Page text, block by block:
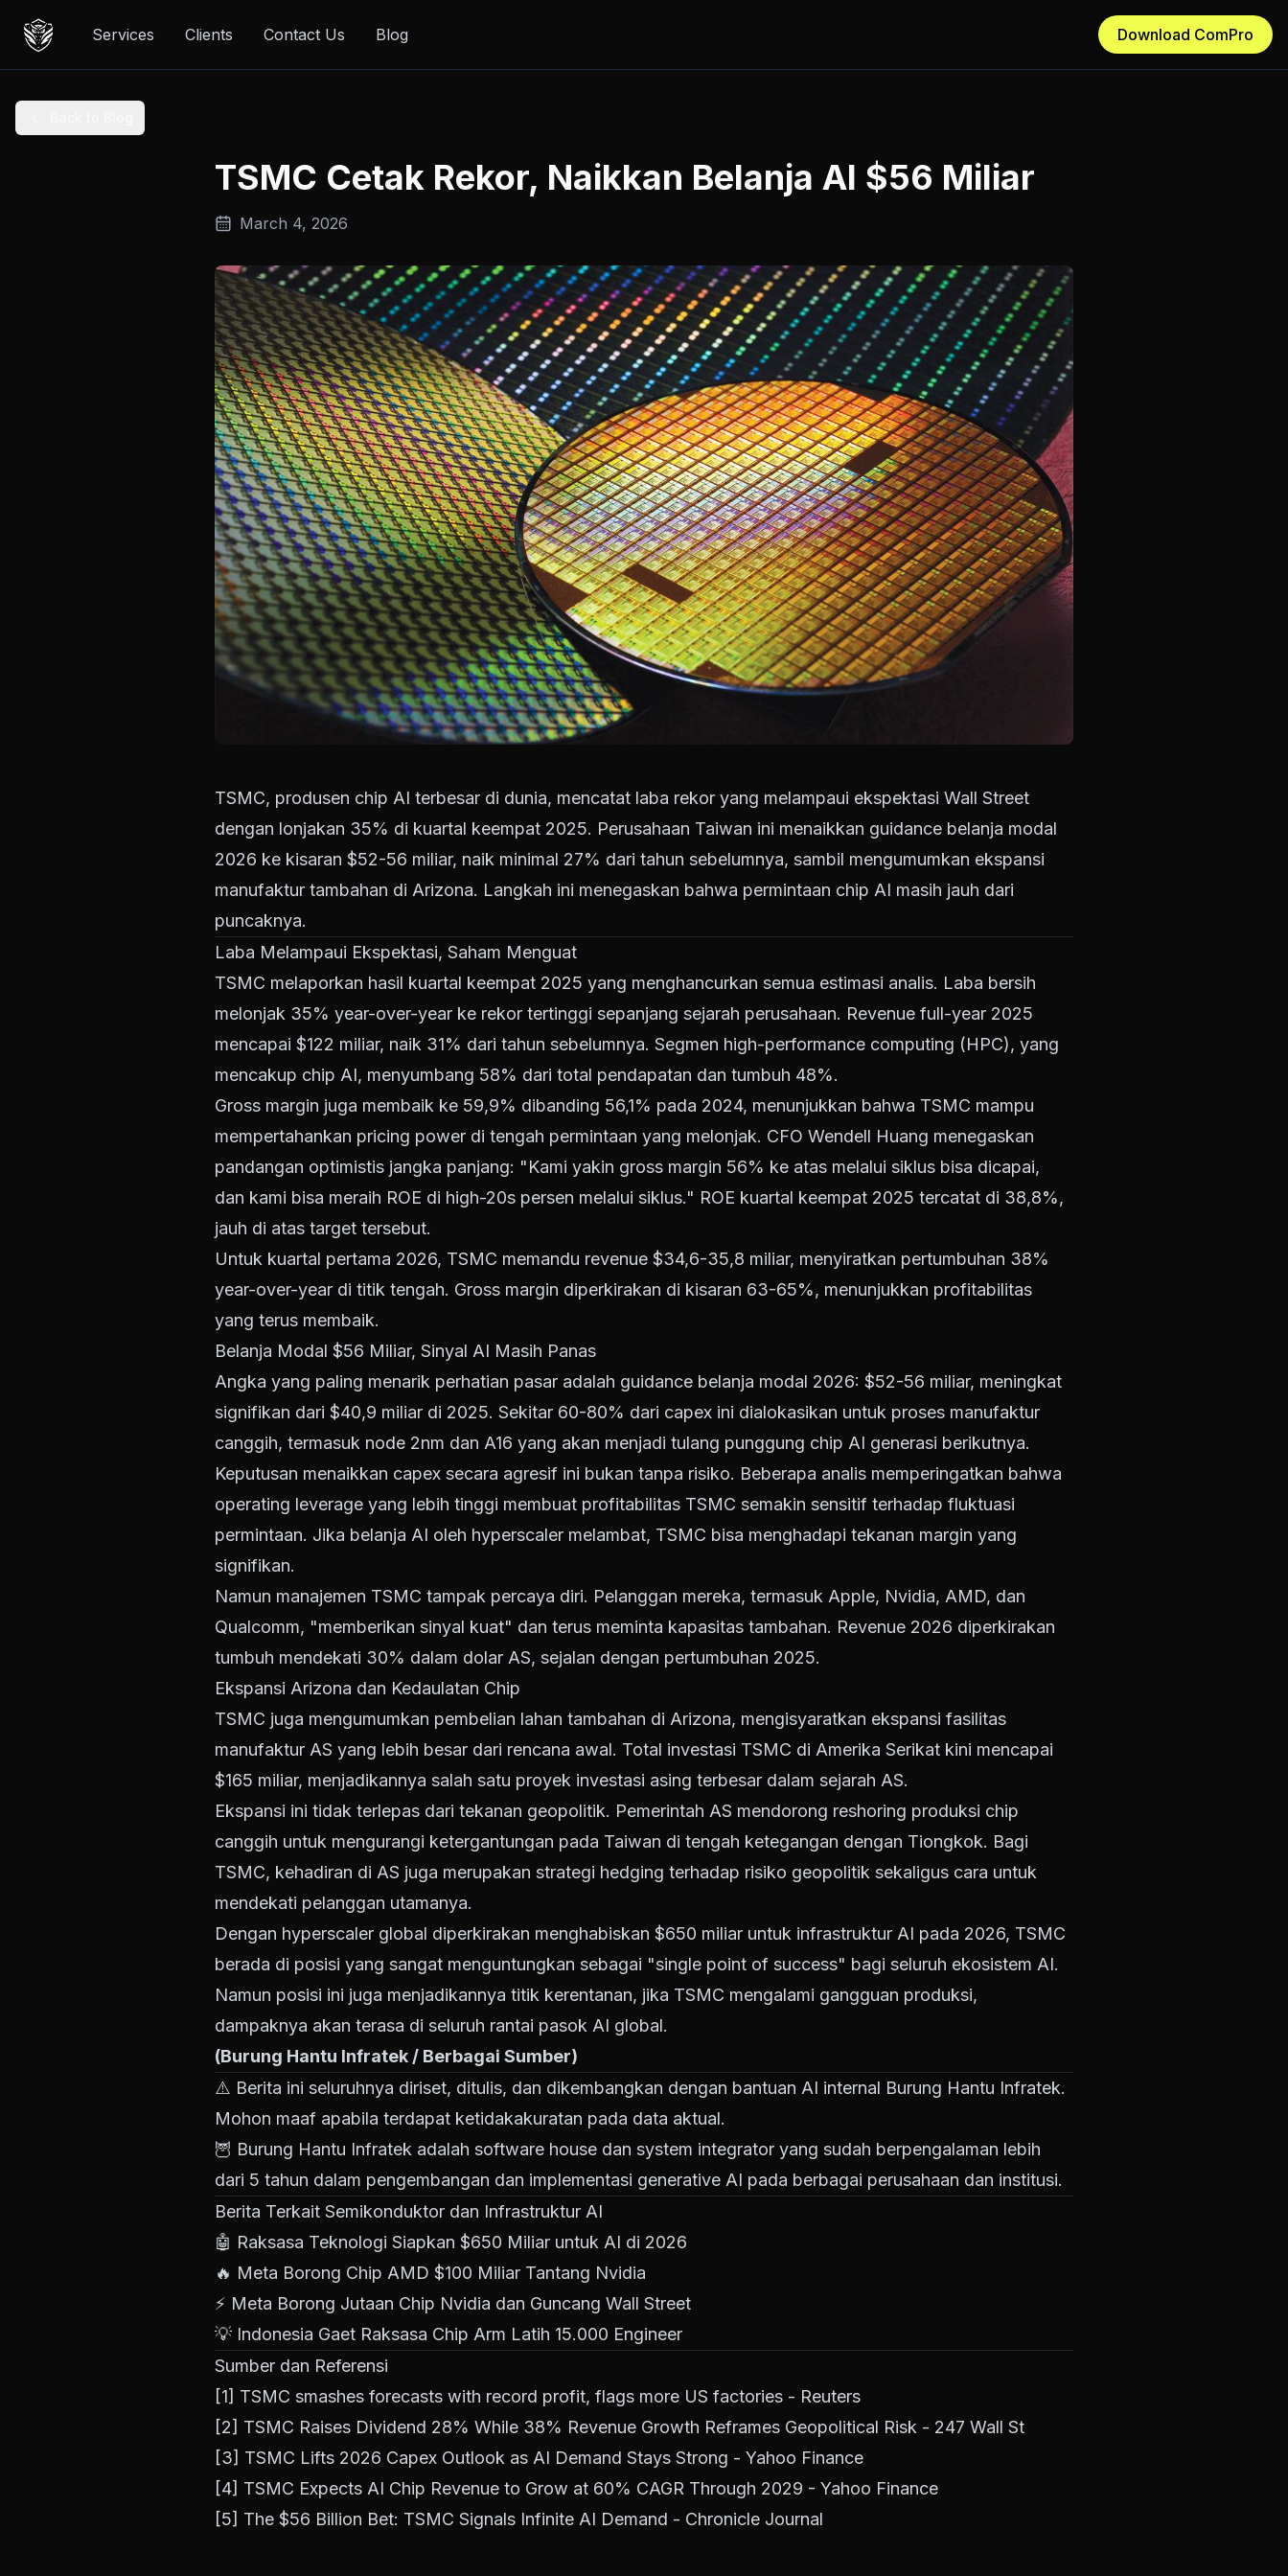
Services Clients Contact Us Blog Download ComPro
TSMC Cetak Rekor, Naikkan Belanja AI $56 Miliar
March 4, 2026
TSMC, produsen chip AI terbesar di dunia, mencatat laba rekor yang melampaui ekspektasi Wall Street
dengan lonjakan 35% di kuartal keempat 2025. Perusahaan Taiwan ini menaikkan guidance belanja modal
2026 ke kisaran $52-56 miliar, naik minimal 27% dari tahun sebelumnya, sambil mengumumkan ekspansi
manufaktur tambahan di Arizona. Langkah ini menegaskan bahwa permintaan chip AI masih jauh dari
puncaknya.
Laba Melampaui Ekspektasi, Saham Menguat
TSMC melaporkan hasil kuartal keempat 2025 yang menghancurkan semua estimasi analis. Laba bersih
melonjak 35% year-over-year ke rekor tertinggi sepanjang sejarah perusahaan. Revenue full-year 2025
mencapai $122 miliar, naik 31% dari tahun sebelumnya. Segmen high-performance computing (HPC), yang
mencakup chip AI, menyumbang 58% dari total pendapatan dan tumbuh 48%.
Gross margin juga membaik ke 59,9% dibanding 56,1% pada 2024, menunjukkan bahwa TSMC mampu
mempertahankan pricing power di tengah permintaan yang melonjak. CFO Wendell Huang menegaskan
pandangan optimistis jangka panjang: "Kami yakin gross margin 56% ke atas melalui siklus bisa dicapai,
dan kami bisa meraih ROE di high-20s persen melalui siklus." ROE kuartal keempat 2025 tercatat di 38,8%,
jauh di atas target tersebut.
Untuk kuartal pertama 2026, TSMC memandu revenue $34,6-35,8 miliar, menyiratkan pertumbuhan 38%
year-over-year di titik tengah. Gross margin diperkirakan di kisaran 63-65%, menunjukkan profitabilitas
yang terus membaik.
Belanja Modal $56 Miliar, Sinyal AI Masih Panas
Angka yang paling menarik perhatian pasar adalah guidance belanja modal 2026: $52-56 miliar, meningkat
signifikan dari $40,9 miliar di 2025. Sekitar 60-80% dari capex ini dialokasikan untuk proses manufaktur
canggih, termasuk node 2nm dan A16 yang akan menjadi tulang punggung chip AI generasi berikutnya.
Keputusan menaikkan capex secara agresif ini bukan tanpa risiko. Beberapa analis memperingatkan bahwa
operating leverage yang lebih tinggi membuat profitabilitas TSMC semakin sensitif terhadap fluktuasi
permintaan. Jika belanja AI oleh hyperscaler melambat, TSMC bisa menghadapi tekanan margin yang
signifikan.
Namun manajemen TSMC tampak percaya diri. Pelanggan mereka, termasuk Apple, Nvidia, AMD, dan
Qualcomm, "memberikan sinyal kuat" dan terus meminta kapasitas tambahan. Revenue 2026 diperkirakan
tumbuh mendekati 30% dalam dolar AS, sejalan dengan pertumbuhan 2025.
Ekspansi Arizona dan Kedaulatan Chip
TSMC juga mengumumkan pembelian lahan tambahan di Arizona, mengisyaratkan ekspansi fasilitas
manufaktur AS yang lebih besar dari rencana awal. Total investasi TSMC di Amerika Serikat kini mencapai
$165 miliar, menjadikannya salah satu proyek investasi asing terbesar dalam sejarah AS.
Ekspansi ini tidak terlepas dari tekanan geopolitik. Pemerintah AS mendorong reshoring produksi chip
canggih untuk mengurangi ketergantungan pada Taiwan di tengah ketegangan dengan Tiongkok. Bagi
TSMC, kehadiran di AS juga merupakan strategi hedging terhadap risiko geopolitik sekaligus cara untuk
mendekati pelanggan utamanya.
Dengan hyperscaler global diperkirakan menghabiskan $650 miliar untuk infrastruktur AI pada 2026, TSMC
berada di posisi yang sangat menguntungkan sebagai "single point of success" bagi seluruh ekosistem AI.
Namun posisi ini juga menjadikannya titik kerentanan, jika TSMC mengalami gangguan produksi,
dampaknya akan terasa di seluruh rantai pasok AI global.
(Burung Hantu Infratek / Berbagai Sumber)
⚠️ Berita ini seluruhnya diriset, ditulis, dan dikembangkan dengan bantuan AI internal Burung Hantu Infratek.
Mohon maaf apabila terdapat ketidakakuratan pada data aktual.
🦉 Burung Hantu Infratek adalah software house dan system integrator yang sudah berpengalaman lebih
dari 5 tahun dalam pengembangan dan implementasi generative AI pada berbagai perusahaan dan institusi.
Berita Terkait Semikonduktor dan Infrastruktur AI
🤖 Raksasa Teknologi Siapkan $650 Miliar untuk AI di 2026
🔥 Meta Borong Chip AMD $100 Miliar Tantang Nvidia
⚡ Meta Borong Jutaan Chip Nvidia dan Guncang Wall Street
💡 Indonesia Gaet Raksasa Chip Arm Latih 15.000 Engineer
Sumber dan Referensi
[1] TSMC smashes forecasts with record profit, flags more US factories - Reuters
[2] TSMC Raises Dividend 28% While 38% Revenue Growth Reframes Geopolitical Risk - 247 Wall St
[3] TSMC Lifts 2026 Capex Outlook as AI Demand Stays Strong - Yahoo Finance
[4] TSMC Expects AI Chip Revenue to Grow at 60% CAGR Through 2029 - Yahoo Finance
[5] The $56 Billion Bet: TSMC Signals Infinite AI Demand - Chronicle Journal